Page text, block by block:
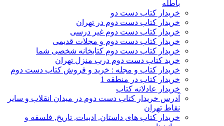
باطله
خریدار کتاب دست دو
خریدار کتاب دست دوم در تهران
خریدار کتاب دست دوم غیر درسی
خریدار کتاب دست دوم و مجلات قدیمی
خریدار کتاب دست دوم کتابخانه شخصی شما
خرید کتاب دست دوم درب منزل تهران
خریدار کتاب و مجله : خرید و فروش کتاب دست دوم
خریدار کتاب در منطقه 1
خریدار عادلانه کتاب
آدرس خریدار کتاب دست دوم در میدان انقلاب و سایر
نقاط تهران
خریدار کتاب های داستان, ادبیات, تاریخ, فلسفه و